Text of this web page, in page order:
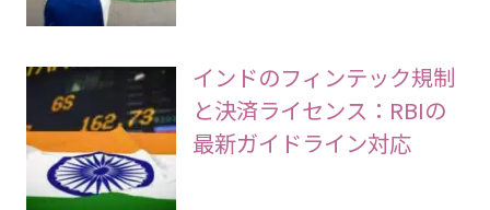
インドのフィンテック規制
と決済ライセンス：RBIの
最新ガイドライン対応